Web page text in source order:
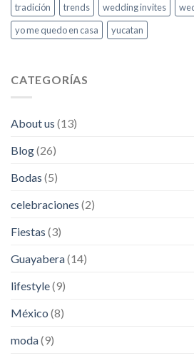
tradición
trends wedding invites
yo me quedo en casa
yucatan
CATEGORÍAS
About us (13)
Blog(26)
Bodas (5)
celebraciones (2)
Fiestas (3)
Guayabera(14)
lifestyle(9)
México (8)
moda(9)